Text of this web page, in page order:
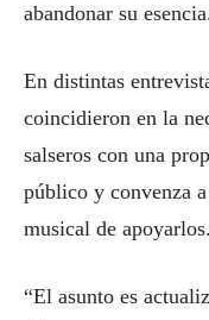
abandonar su
En distintas
coincidieron en la
salseros con una
público y convenza
musical de apoyarlos.
“El asunto es